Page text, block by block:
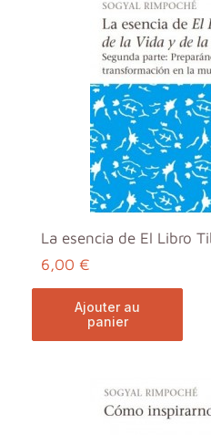
6,00 €
ajouter au
panier